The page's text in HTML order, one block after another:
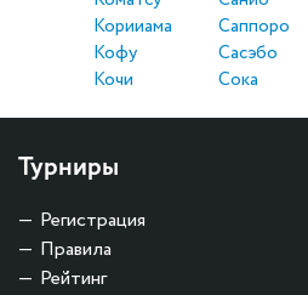
Корииама
Кофу
Кочи
Саппоро
Сасэбо
Сока
Турниры
Регистрация
Правила
Рейтинг